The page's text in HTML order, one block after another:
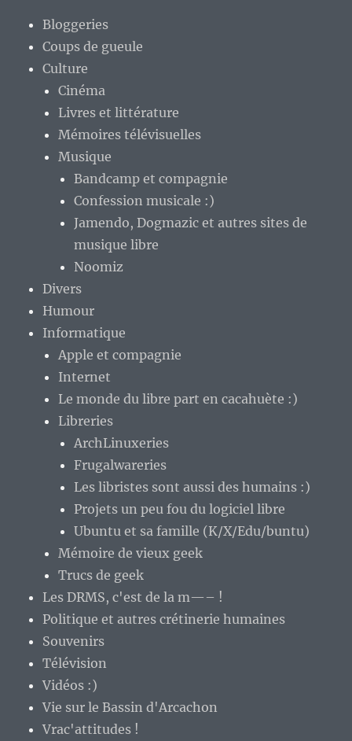
Bloggeries
Coups de gueule
Culture
Cinéma
Livres et littérature
Mémoires télévisuelles
Musique
Bandcamp et compagnie
Confession musicale :)
Jamendo, Dogmazic et autres sites de
musique libre
Noomiz
Divers
Humour
Informatique
Apple et compagnie
Internet
Le monde du libre part en cacahuète :)
Libreries
ArchLinuxeries
Frugalwareries
Les libristes sont aussi des humains :)
Projets un peu fou du logiciel libre
Ubuntu et sa famille (K/X/Edu/buntu)
Mémoire de vieux geek
Trucs de geek
Les DRMS, c'est de la m—– !
Politique et autres crétinerie humaines
Souvenirs
Télévision
Vidéos :)
Vie sur le Bassin d'Arcachon
Vrac'attitudes !